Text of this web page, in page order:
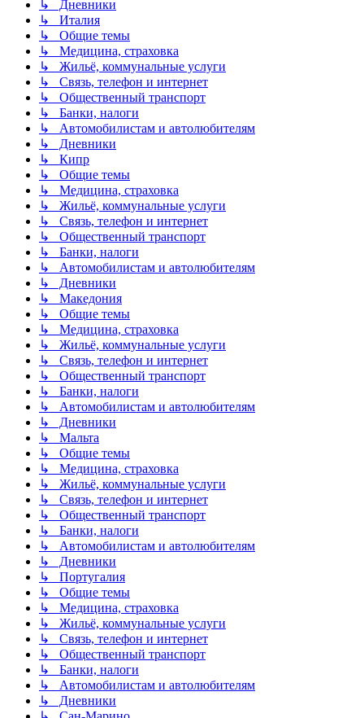
↳ Дневники
↳ Италия
↳ Общие темы
↳ Медицина, страховка
↳ Жильё, коммунальные услуги
↳ Связь, телефон и интернет
↳ Общественный транспорт
↳ Банки, налоги
↳ Автомобилистам и автолюбителям
↳ Дневники
↳ Кипр
↳ Общие темы
↳ Медицина, страховка
↳ Жильё, коммунальные услуги
↳ Связь, телефон и интернет
↳ Общественный транспорт
↳ Банки, налоги
↳ Автомобилистам и автолюбителям
↳ Дневники
↳ Македония
↳ Общие темы
↳ Медицина, страховка
↳ Жильё, коммунальные услуги
↳ Связь, телефон и интернет
↳ Общественный транспорт
↳ Банки, налоги
↳ Автомобилистам и автолюбителям
↳ Дневники
↳ Мальта
↳ Общие темы
↳ Медицина, страховка
↳ Жильё, коммунальные услуги
↳ Связь, телефон и интернет
↳ Общественный транспорт
↳ Банки, налоги
↳ Автомобилистам и автолюбителям
↳ Дневники
↳ Португалия
↳ Общие темы
↳ Медицина, страховка
↳ Жильё, коммунальные услуги
↳ Связь, телефон и интернет
↳ Общественный транспорт
↳ Банки, налоги
↳ Автомобилистам и автолюбителям
↳ Дневники